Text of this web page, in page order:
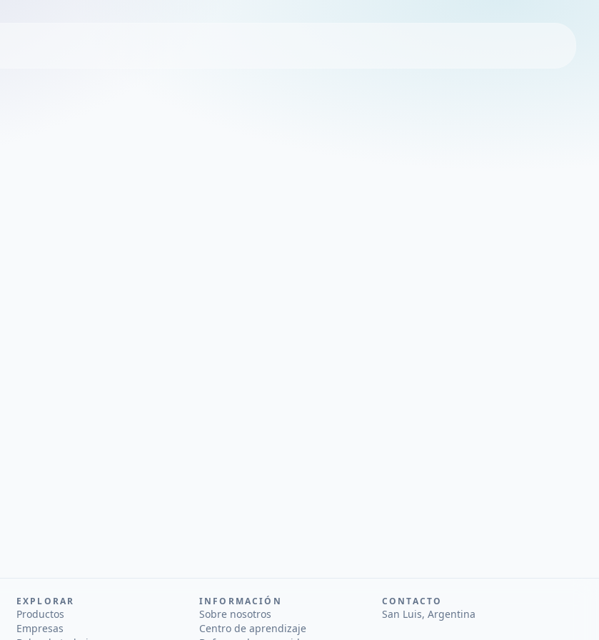
EXPLORAR
Productos
Empresas
INFORMACIÓN
Sobre nosotros
Centro de aprendizaje
CONTACTO
San Luis, Argentina